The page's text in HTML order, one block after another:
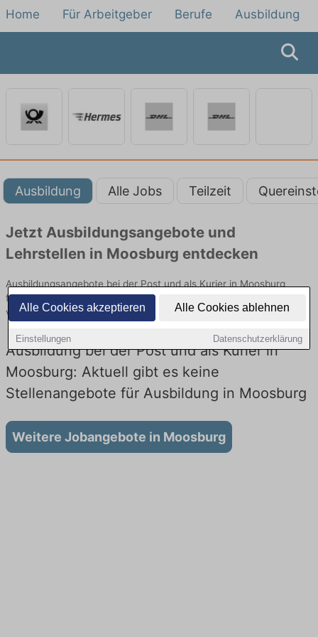
Alle Cookies akzeptieren Alle Cookies ablehnen
Einstellungen Datenschutzerklärung
Home Für Arbeitgeber Berufe Ausbildung
Ausbildung Alle Jobs Teilzeit
Jetzt Ausbildungsangebote und
Lehrstellen in Moosburg entdecken
Ausbildungsangebote bei der Post und als Kurier in Moosburg
finden Sie von namhaften Firmen. Entdecken Sie freie Optionen
von Top-Arbeitgebern und bewerben Sie sich noch heute.
Ausbildung bei der Post und als Kurier in
Moosburg: Aktuell gibt es keine
Stellenangebote für Ausbildung in Moosburg
Weitere Jobangebote in Moosburg